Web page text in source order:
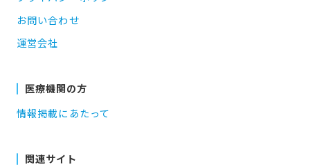
お問い合わせ
運営会社
医療機関の方
情報掲載にあたって
関連サイト